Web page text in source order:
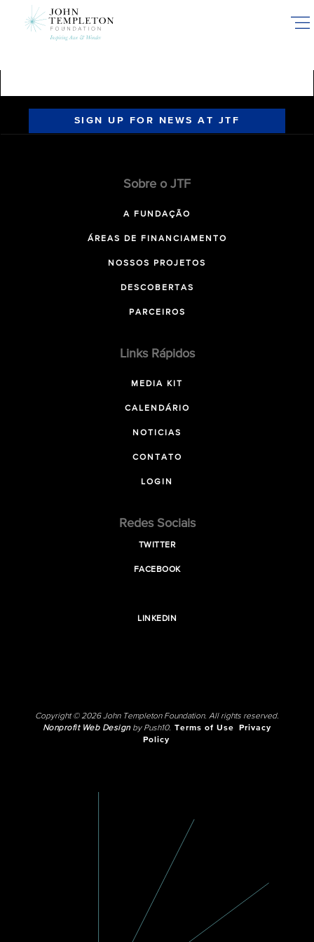
SIGN UP FOR NEWS AT JTF
Sobre o JTF
A FUNDAÇÃO
ÁREAS DE FINANCIAMENTO
NOSSOS PROJETOS
DESCOBERTAS
PARCEIROS
Links Rápidos
MEDIA KIT
CALENDÁRIO
NOTICIAS
CONTATO
LOGIN
Redes Sociais
TWITTER
FACEBOOK
LINKEDIN
Copyright © 2026 John Templeton Foundation. All rights reserved.
Nonprofit Web Designby Push10. Terms of Use
Privacy
Policy